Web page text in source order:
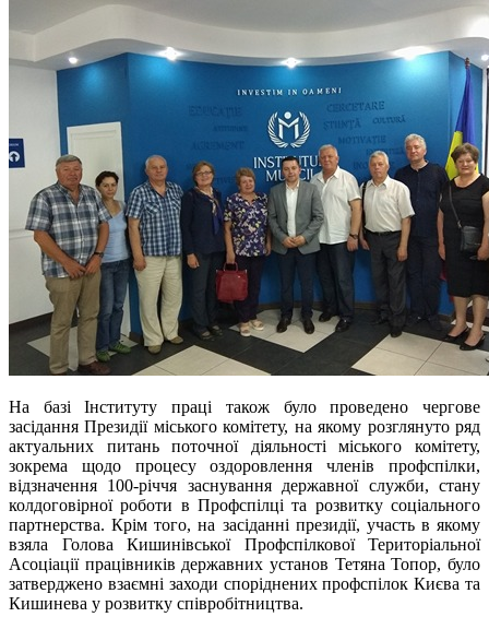
На базі Інституту праці також було проведено чергове
засідання Президії міського комітету, на якому розглянуто ряд
актуальних питань поточної діяльності міського комітету,
зокрема щодо процесу оздоровлення членів профспілки,
відзначення 100-річчя заснування державної служби, стану
колдоговірної роботи в Профспілці та розвитку соціального
партнерства. Крім того, на засіданні президії, участь в якому
взяла Голова Кишинівської Профспілкової Територіальної
Асоціації працівників державних установ Тетяна Топор, було
затверджено взаємні заходи споріднених профспілок Києва та
Кишинева у розвитку співробітництва.